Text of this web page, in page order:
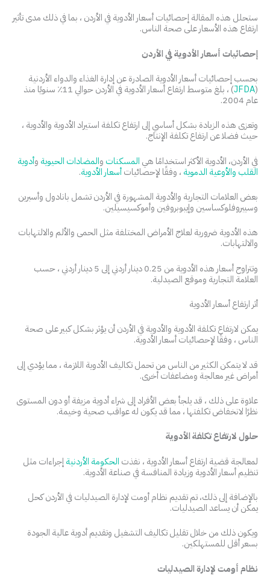
ستحلل هذه المقالة إحصائيات أسعار الأدوية في الأردن ، بما في ذلك مدى تأثير
ارتفاع هذه الأسعار على صحة الناس.
إحصائيات أسعار الأدوية في الأردن
بحسب إحصائيات أسعار الأدوية الصادرة عن إدارة الغذاء والدواء الأردنية
(
JFDA
) ، بلغ متوسط ارتفاع أسعار الأدوية في الأردن حوالي 11٪ سنويًا منذ
عام 2004.
وتعزى هذه الزيادة بشكل أساسي إلى ارتفاع تكلفة استيراد الأدوية والأدوية ،
حيث فضلا عن ارتفاع تكلفة الإنتاج.
في الأردن، الأدوية الأكثر استخدامًا هي المسكنات والمضادات الحيوية وأدوية
القلب والأوعية الدموية ، وفقًا لإحصائياتأسعار الأدوية.
بعض العلامات التجارية والأدوية المشهورة في الأردن تشمل بانادول وأسبرين
وسيبروفلوكساسين وإيبوبروفين وأموكسيسيلين.
هذه الأدوية ضرورية لعلاج الأمراض المختلفة مثل الحمى والألم والالتهابات
والالتهابات.
وتتراوح أسعار هذه الأدوية من 0.25 دينار أردني إلى 5 دينار أردني ، حسب
العلامة التجارية وموقع الصيدلية.
أثر ارتفاع أسعار الأدوية
يمكن لارتفاع تكلفة الأدوية والأدوية في الأردن أن يؤثر بشكل كبير على صحة
الناس ، وفقًا لإحصائيات أسعار الأدوية.
قد لا يتمكن الكثير من الناس من تحمل تكاليف الأدوية اللازمة ، مما يؤدي إلى
أمراض غير معالجة ومضاعفات أخرى.
علاوة على ذلك ، قد يلجأ بعض الأفراد إلى شراء أدوية مزيفة أو دون المستوى
نظرًا لانخفاض تكلفتها ، مما قد يكون له عواقب صحية وخيمة.
حلول لارتفاع تكلفة الأدوية
لمعالجة قضية ارتفاع أسعار الأدوية ، نفذت الحكومة الأردنية إجراءات مثل
تنظيم أسعار الأدوية وزيادة المنافسة في صناعة الأدوية.
بالإضافة إلى ذلك، تم تقديم نظام أومت لإدارة الصيدليات في الأردن كحل
يمكن أن يساعد الصيدليات.
ويكون ذلك من خلال تقليل تكاليف التشغيل وتقديم أدوية عالية الجودة
بسعر أقل للمستهلكين.
نظام أومت لإدارة الصيدليات